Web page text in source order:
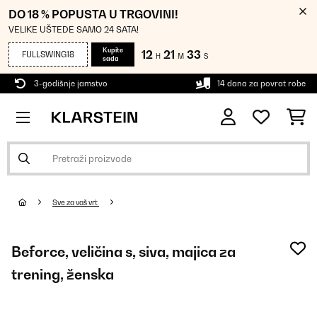
DO 18 % POPUSTA U TRGOVINI!
VELIKE UŠTEDE SAMO 24 SATA!
FULLSWING18
Kupite
sada
12 H 21 M 33 S
3-godišnje jamstvo 14 dana za povrat robe
Sve za vaš vrt
Beforce, veličina s, siva, majica za
trening, ženska